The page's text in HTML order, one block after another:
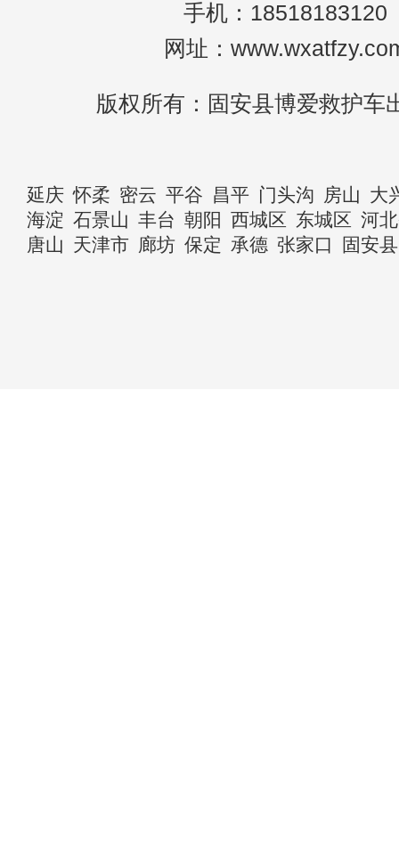
手机：18518183120
网址：
版权所有：固安县博爱救护车
延庆 怀柔 密云 平谷 昌平 门头沟 房山 大
海淀 石景山 丰台 朝阳 西城区 东城区 河
唐山 天津市 廊坊 保定 承德 张家口 固安县